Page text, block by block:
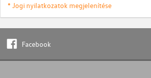
* Jogi nyilatkozatok megjelenítése
Facebook